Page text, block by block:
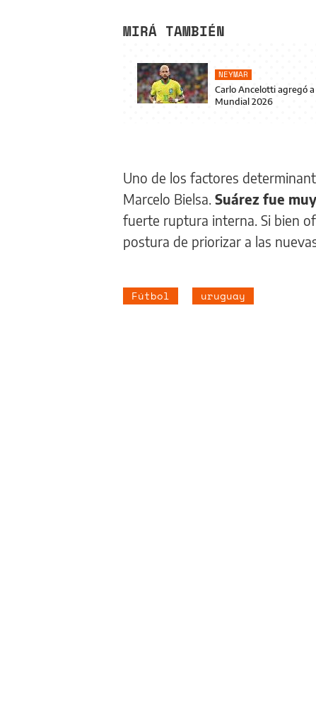
MIRÁ TAMBIÉN
NEYMAR
Carlo Ancelotti agregó
Mundial 2026
Uno de los factores
Marcelo Bielsa. Suárez fue
fuerte ruptura interna. Si bien
postura de priorizar a las
Fútbol uruguay